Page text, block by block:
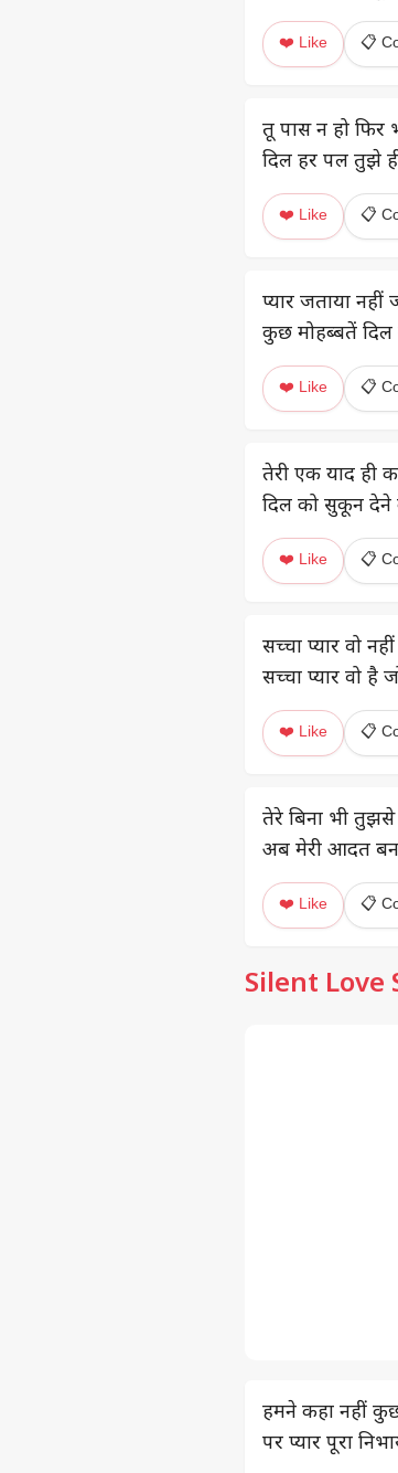
❤️ Like 📋
तू पास न हो फिर
दिल हर पल तुझे
❤️ Like 📋
प्यार जताया नहीं
कुछ मोहब्बतें दिल
❤️ Like 📋
तेरी एक याद ही
दिल को सुकून देने
❤️ Like 📋
सच्चा प्यार वो
सच्चा प्यार वो है
❤️ Like 📋
तेरे बिना भी तुझसे
अब मेरी आदत
❤️ Like 📋
Silent Love
हमने कहा नहीं
पर प्यार पूरा